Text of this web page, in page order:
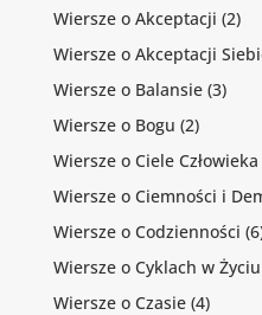
Wiersze o Akceptacji (2)
Wiersze o Akceptacji
Wiersze o Balansie(3)
Wiersze o Bogu (2)
Wiersze o Ciele Człowieka
Wiersze o Ciemności i
Wiersze o Codzienności
Wiersze o Cyklach w Życiu
Wiersze o Czasie(4)